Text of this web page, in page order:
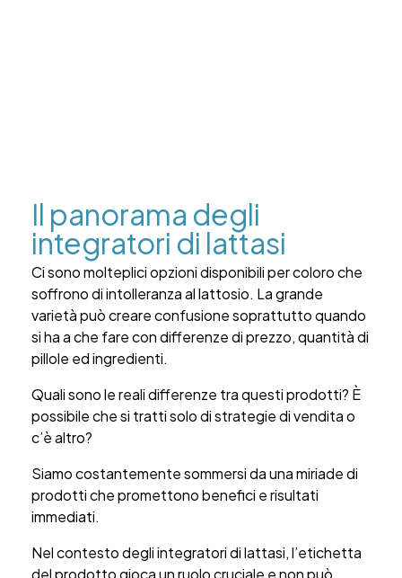
Il panorama degli
integratori di lattasi
Ci sono molteplici opzioni disponibili per coloro che
soffrono di intolleranza al lattosio. La grande
varietà può creare confusione soprattutto quando
si ha a che fare con differenze di prezzo, quantità di
pillole ed ingredienti.
Quali sono le reali differenze tra questi prodotti? È
possibile che si tratti solo di strategie di vendita o
c’è altro?
Siamo costantemente sommersi da una miriade di
prodotti che promettono benefici e risultati
immediati.
Nel contesto degli integratori di lattasi, l’etichetta
del prodotto gioca un ruolo cruciale e non può